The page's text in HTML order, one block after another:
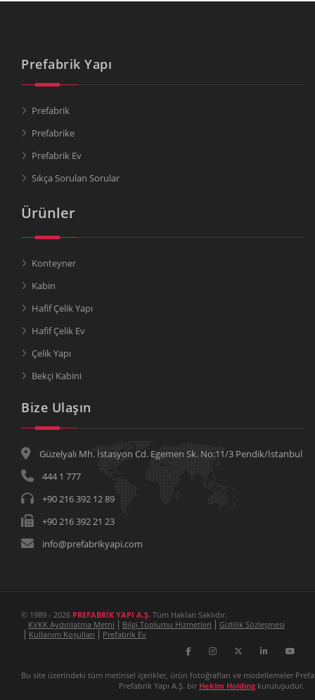
Prefabrik Yapı
Prefabrik
Prefabrike
Prefabrik Ev
Sıkça Sorulan Sorular
Ürünler
Konteyner
Kabin
Hafif Çelik Yapı
Hafif Çelik Ev
Çelik Yapı
Bekçi Kabini
Bize Ulaşın
Güzelyalı Mh. İstasyon Cd. Egemen Sk. No:11/3 Pendik/İstanbul
444 1 777
+90 216 392 12 89
+90 216 392 21 23
info@prefabrikyapi.com
© 1989 - 2026 PREFABRİK YAPI A.Ş. Tüm Hakları Saklıdır.
KVKK Aydınlatma Metni
Bilgi Toplumu Hizmetleri
Gizlilik Sözleşmesi
Kullanım Koşulları
Prefabrik Ev
Bu site üzerindeki tüm metinsel içerikler, ürün fotoğrafları ve modellemeler
Prefabrik Yapı A.Ş. bir Hekim Holding kuruluşudur.